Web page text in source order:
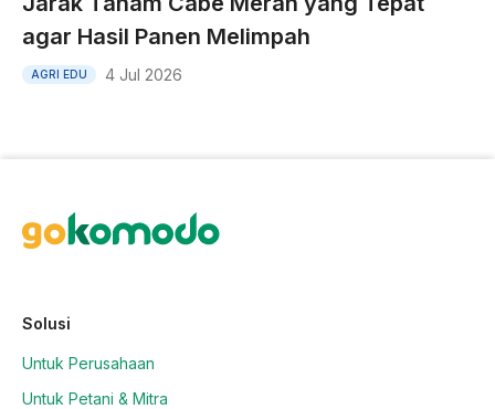
agar Hasil Panen Melimpah
AGRI EDU 4 Jul 2026
Solusi
Untuk Perusahaan
Untuk Petani & Mitra